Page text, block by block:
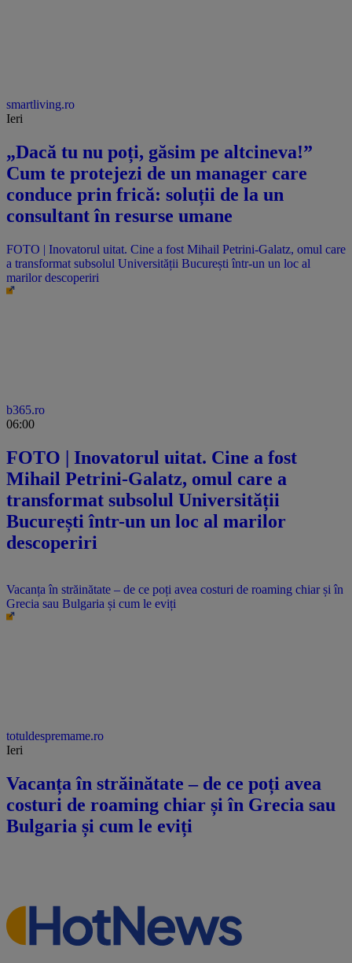
„Dacă tu nu poți, găsim pe altcineva!” Cum te protejezi de un
manager care conduce prin frică: soluții de la un consultant în
resurse umane
smartliving.ro
consultant în resurse umane
a transformat subsolul Universității București într-un un loc al
marilor descoperiri
b365.ro
06:00